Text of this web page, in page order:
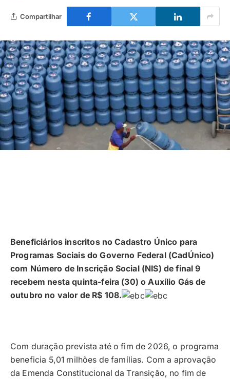
Compartilhar
Beneficiários inscritos no Cadastro Único para
Programas Sociais do Governo Federal (CadÚnico)
com Número de Inscrição Social (NIS) de final 9
recebem nesta quinta-feira (30) o Auxílio Gás de
outubro no valor de R$ 108.
Com duração prevista até o fim de 2026, o programa
beneficia 5,01 milhões de famílias. Com a aprovação
da Emenda Constitucional da Transição, no fim de